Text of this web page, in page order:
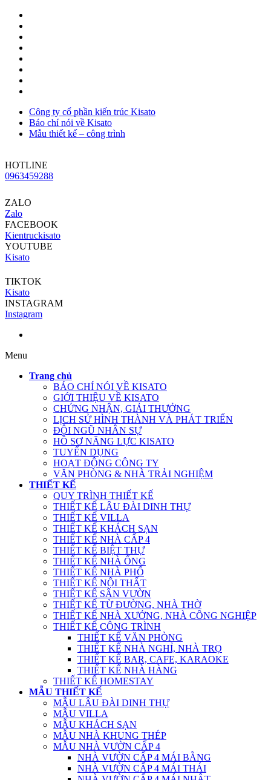
Công ty cổ phần kiến trúc Kisato
Báo chí nói về Kisato
Mẫu thiết kế – công trình
HOTLINE
0963459288
ZALO
Zalo
FACEBOOK
Kientruckisato
YOUTUBE
Kisato
TIKTOK
Kisato
INSTAGRAM
Instagram
Menu
Trang chủ
BÁO CHÍ NÓI VỀ KISATO
GIỚI THIỆU VỀ KISATO
CHỨNG NHẬN, GIẢI THƯỞNG
LỊCH SỬ HÌNH THÀNH VÀ PHÁT TRIỂN
ĐỘI NGŨ NHÂN SỰ
HỒ SƠ NĂNG LỰC KISATO
TUYỂN DỤNG
HOẠT ĐỘNG CÔNG TY
VĂN PHÒNG & NHÀ TRẢI NGHIỆM
THIẾT KẾ
QUY TRÌNH THIẾT KẾ
THIẾT KẾ LÂU ĐÀI DINH THỰ
THIẾT KẾ VILLA
THIẾT KẾ KHÁCH SẠN
THIẾT KẾ NHÀ CẤP 4
THIẾT KẾ BIỆT THỰ
THIẾT KẾ NHÀ ỐNG
THIẾT KẾ NHÀ PHỐ
THIẾT KẾ NỘI THẤT
THIẾT KẾ SÂN VƯỜN
THIẾT KẾ TỪ ĐƯỜNG, NHÀ THỜ
THIẾT KẾ NHÀ XƯỞNG, NHÀ CÔNG NGHIỆP
THIẾT KẾ CÔNG TRÌNH
THIẾT KẾ VĂN PHÒNG
THIẾT KẾ NHÀ NGHỈ, NHÀ TRỌ
THIẾT KẾ BAR, CAFE, KARAOKE
THIẾT KẾ NHÀ HÀNG
THIẾT KẾ HOMESTAY
MẪU THIẾT KẾ
MẪU LÂU ĐÀI DINH THỰ
MẪU VILLA
MẪU KHÁCH SẠN
MẪU NHÀ KHUNG THÉP
MẪU NHÀ VƯỜN CẤP 4
NHÀ VƯỜN CẤP 4 MÁI BẰNG
NHÀ VƯỜN CẤP 4 MÁI THÁI